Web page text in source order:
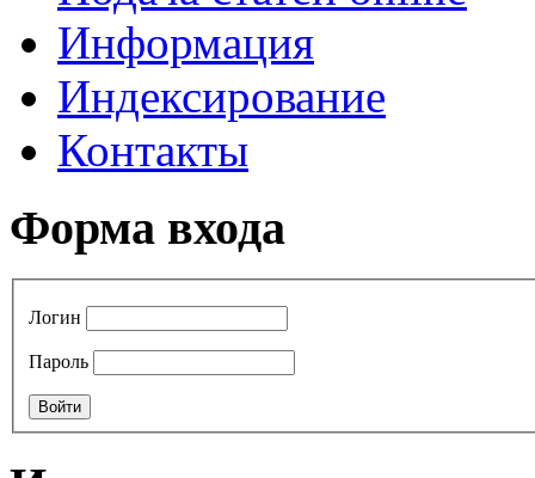
Информация
Индексирование
Контакты
Форма входа
Логин
Пароль